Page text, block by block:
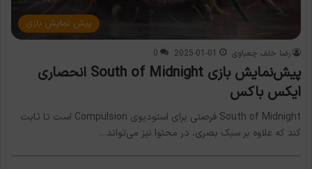
پیش نمایش بازی
رضا خلف چعباوی 2025-01-01
0
پیش‌نمایش بازی South of Midnight انحصاری
ایکس باکس
South of Midnight فرصتی برای استودیوی Compulsion است تا ثابت
کند که علاوه بر سبک بصری، در محتوا نیز می‌تواند…